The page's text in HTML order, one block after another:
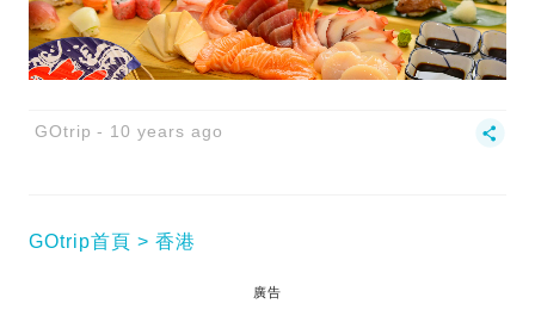
GOtrip 10 years ago
GOtrip首頁 香港
廣告